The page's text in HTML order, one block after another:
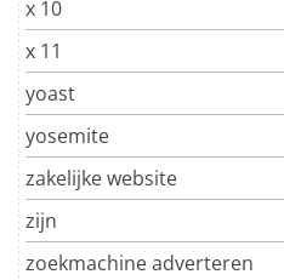
x 10
x 11
yoast
yosemite
zakelijke website
zijn
zoekmachine adverteren